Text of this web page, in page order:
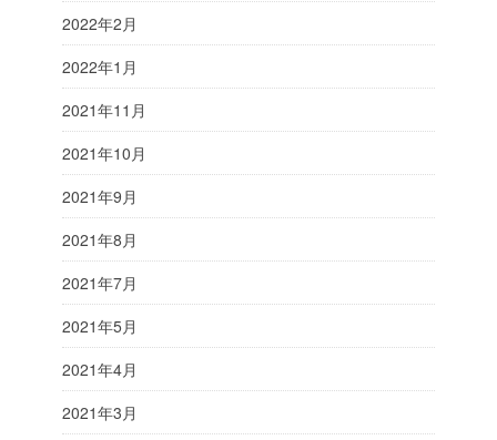
2022年2月
2022年1月
2021年11月
2021年10月
2021年9月
2021年8月
2021年7月
2021年5月
2021年4月
2021年3月